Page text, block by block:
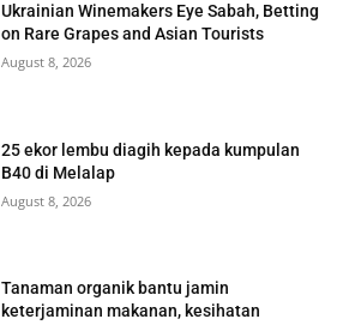
Ukrainian Winemakers Eye Sabah, Betting
on Rare Grapes and Asian Tourists
August 8, 2026
25 ekor lembu diagih kepada kumpulan
B40 di Melalap
August 8, 2026
Tanaman organik bantu jamin
keterjaminan makanan, kesihatan